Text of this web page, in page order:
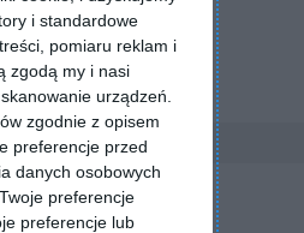
i standardowe
pomiaru reklam i
zgodą my i nasi
urządzeń.
zgodnie z opisem
preferencje przed
danych osobowych
preferencje
preferencje lub